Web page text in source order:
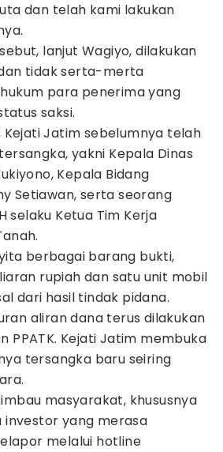
dan telah kami lakukan
lanjut Wagiyo, dilakukan
tidak serta-merta
para penerima yang
saksi.
Kejati Jatim sebelumnya telah
yakni Kepala Dinas
Kepala Bidang
Setiawan, serta seorang
selaku Ketua Tim Kerja
berbagai barang bukti,
rupiah dan satu unit mobil
dari hasil tindak pidana.
aliran dana terus dilakukan
PPATK. Kejati Jatim membuka
tersangka baru seiring
masyarakat, khususnya
investor yang merasa
melalui hotline